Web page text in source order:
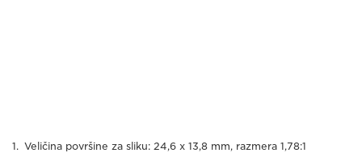
Veličina površine za sliku: 24,6 x 13,8 mm, razmera 1,78:1